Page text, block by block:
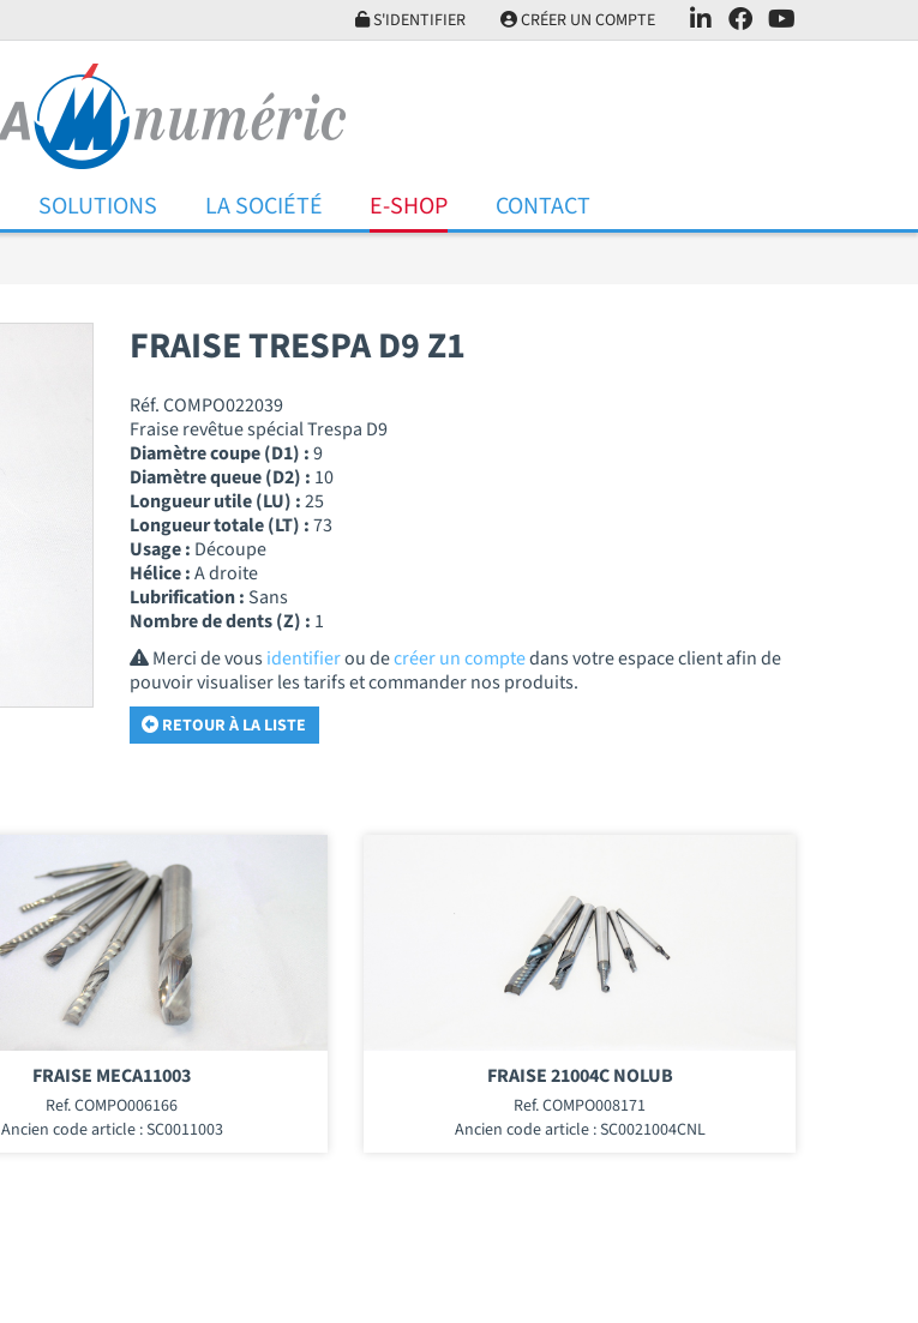
S'IDENTIFIER CRÉER UN COMPTE
SOLUTIONS LA SOCIÉTÉ E-SHOP CONTACT
FRAISE TRESPA D9 Z1
Réf. COMPO022039
Fraise revêtue spécial Trespa D9
Diamètre coupe (D1) :9
Diamètre queue (D2) : 10
Longueur utile (LU) :25
Longueur totale (LT) :73
Usage : Découpe
Hélice :A droite
Lubrification : Sans
Nombre de dents (Z) : 1
Merci de vousidentifierou decréer un comptedans votre espace client afin de
pouvoir visualiser les tarifs et commander nos produits.
RETOUR À LA LISTE
FRAISE MECA11003
Ref. COMPO006166
Ancien code article : SC0011003
FRAISE 21004C NOLUB
Ref. COMPO008171
Ancien code article : SC0021004CNL